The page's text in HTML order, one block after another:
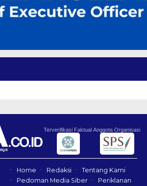
Terverifikasi Faktual Anggota Organisasi
Home Redaksi
Tentang Kami
Pedoman Media Siber
Periklanan